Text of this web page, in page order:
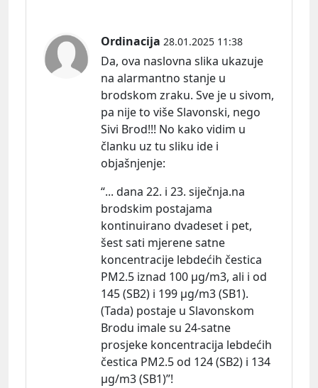
Ordinacija 28.01.2025 11:38
Da, ova naslovna slika ukazuje
na alarmantno stanje u
brodskom zraku. Sve je u sivom,
pa nije to više Slavonski, nego
Sivi Brod!!! No kako vidim u
članku uz tu sliku ide i
objašnjenje:
“... dana 22. i 23. siječnja.na
brodskim postajama
kontinuirano dvadeset i pet,
šest sati mjerene satne
koncentracije lebdećih čestica
PM2.5 iznad 100 µg/m3, ali i od
145 (SB2) i 199 µg/m3 (SB1).
(Tada) postaje u Slavonskom
Brodu imale su 24-satne
prosjeke koncentracija lebdećih
čestica PM2.5 od 124 (SB2) i 134
µg/m3 (SB1)”!